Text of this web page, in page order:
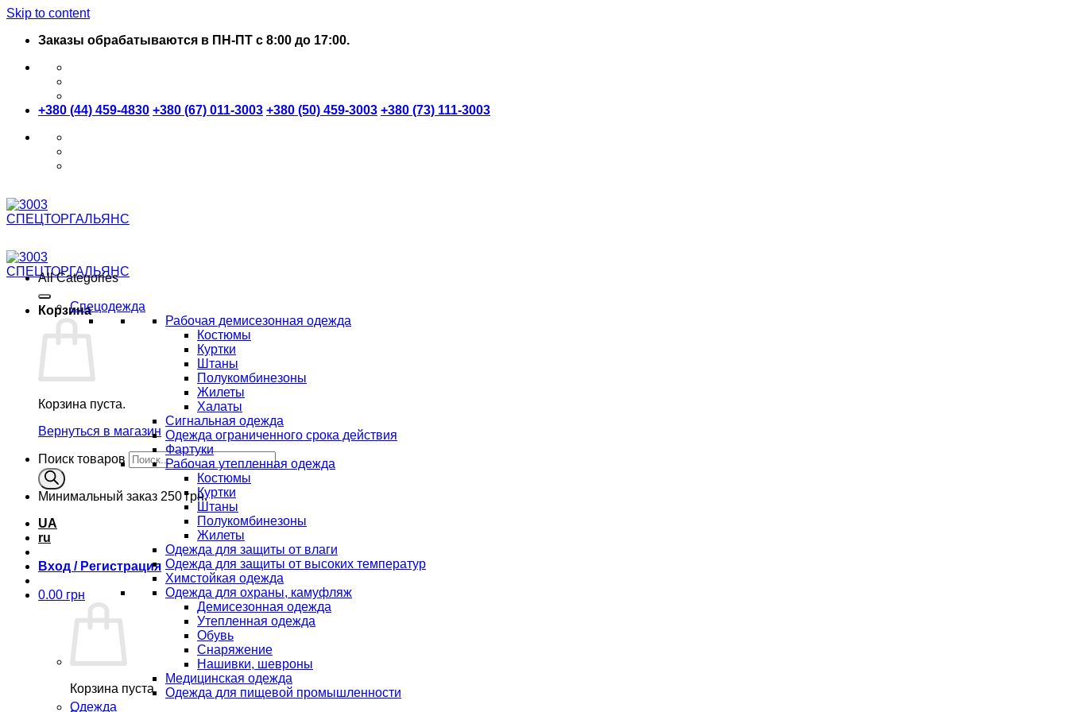
Skip to content
Заказы обрабатываются в ПН-ПТ с 8:00 до 17:00.
+380 (44) 459-4830 +380 (67) 011-3003 +380 (50) 459-3003 +380 (73) 111-3003
Корзина
Корзина пуста.
Вернуться в магазин
Поиск товаров
Минимальный заказ 250 грн.
UA
ru
Вход / Регистрация
0.00 грн
Корзина пуста.
All Categories
Спецодежда
Рабочая демисезонная одежда
Костюмы
Куртки
Штаны
Полукомбинезоны
Жилеты
Халаты
Сигнальная одежда
Одежда ограниченного срока действия
Фартуки
Рабочая утепленная одежда
Костюмы
Куртки
Штаны
Полукомбинезоны
Жилеты
Одежда для защиты от влаги
Одежда для защиты от высоких температур
Химстойкая одежда
Одежда для охраны, камуфляж
Демисезонная одежда
Утепленная одежда
Обувь
Снаряжение
Нашивки, шевроны
Медицинская одежда
Одежда для пищевой промышленности
Одежда